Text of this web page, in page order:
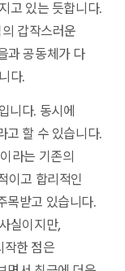
고 있는 듯합니다.
갑작스러운
과 공동체가 다
다.
니다. 동시에
고 할 수 있습니다.
라는 기존의
이고 합리적인
목받고 있습니다.
실이지만,
작한 점은